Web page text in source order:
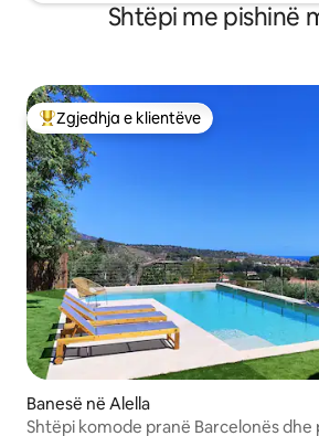
Shtëpi me pishinë
Më të mirat e zgjedhjeve të klientëve
Zgjedhja e klientëve
Banesë në Alella
Shtëpi komode pranë Barcelonës dhe